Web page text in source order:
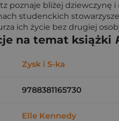
poznaje bliżej dziewczynę
studenckich
ich życie bez drugiej
na temat książki
Zysk i S-ka
9788381165730
Elle Kennedy